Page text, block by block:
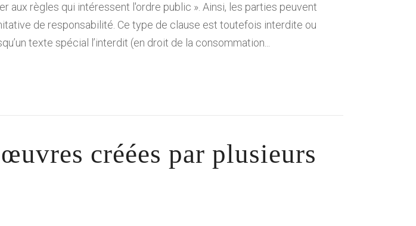
aux règles qui intéressent l'ordre public ». Ainsi, les parties peuvent
de responsabilité. Ce type de clause est toutefois interdite ou
texte spécial l’interdit (en droit de la consommation...
créées par plusieurs